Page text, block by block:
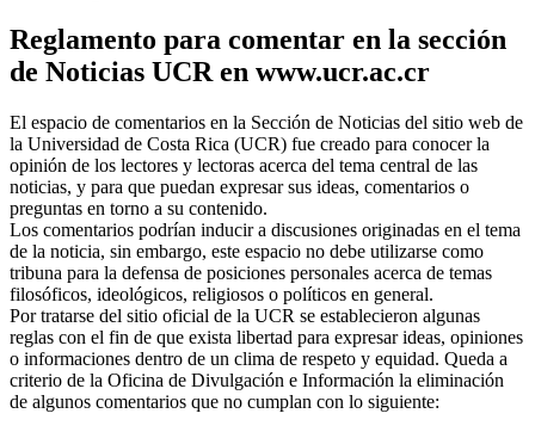
Reglamento para comentar en la sección
de Noticias UCR en www.ucr.ac.cr
El espacio de comentarios en la Sección de Noticias del sitio web de
la Universidad de Costa Rica (UCR) fue creado para conocer la
opinión de los lectores y lectoras acerca del tema central de las
noticias, y para que puedan expresar sus ideas, comentarios o
preguntas en torno a su contenido.
Los comentarios podrían inducir a discusiones originadas en el tema
de la noticia, sin embargo, este espacio no debe utilizarse como
tribuna para la defensa de posiciones personales acerca de temas
filosóficos, ideológicos, religiosos o políticos en general.
Por tratarse del sitio oficial de la UCR se establecieron algunas
reglas con el fin de que exista libertad para expresar ideas, opiniones
o informaciones dentro de un clima de respeto y equidad. Queda a
criterio de la Oficina de Divulgación e Información la eliminación
de algunos comentarios que no cumplan con lo siguiente: